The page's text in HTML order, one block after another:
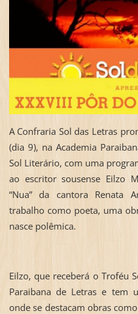
A Confraria Sol das Letras
(dia 9), na Academia
Sol Literário, com uma
ao escritor sousense Eilzo
“Nua” da cantora Renata
trabalho como poeta, uma
nasce polêmica.
Eilzo, que receberá o Troféu
Paraibana de Letras e tem
onde se destacam obras